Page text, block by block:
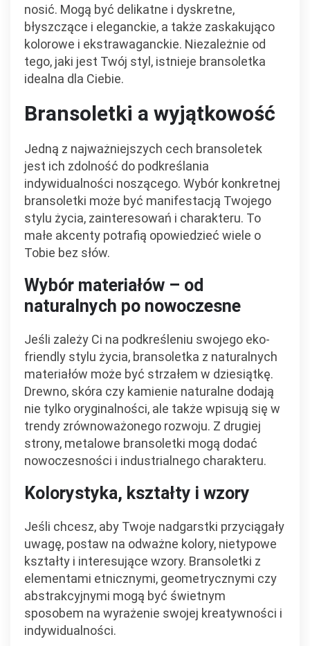
nosić. Mogą być delikatne i dyskretne,
błyszczące i eleganckie, a także zaskakująco
kolorowe i ekstrawaganckie. Niezależnie od
tego, jaki jest Twój styl, istnieje bransoletka
idealna dla Ciebie.
Bransoletki a wyjątkowość
Jedną z najważniejszych cech bransoletek
jest ich zdolność do podkreślania
indywidualności noszącego. Wybór konkretnej
bransoletki może być manifestacją Twojego
stylu życia, zainteresowań i charakteru. To
małe akcenty potrafią opowiedzieć wiele o
Tobie bez słów.
Wybór materiałów – od
naturalnych po nowoczesne
Jeśli zależy Ci na podkreśleniu swojego eko-
friendly stylu życia, bransoletka z naturalnych
materiałów może być strzałem w dziesiątkę.
Drewno, skóra czy kamienie naturalne dodają
nie tylko oryginalności, ale także wpisują się w
trendy zrównoważonego rozwoju. Z drugiej
strony, metalowe bransoletki mogą dodać
nowoczesności i industrialnego charakteru.
Kolorystyka, kształty i wzory
Jeśli chcesz, aby Twoje nadgarstki przyciągały
uwagę, postaw na odważne kolory, nietypowe
kształty i interesujące wzory. Bransoletki z
elementami etnicznymi, geometrycznymi czy
abstrakcyjnymi mogą być świetnym
sposobem na wyrażenie swojej kreatywności i
indywidualności.